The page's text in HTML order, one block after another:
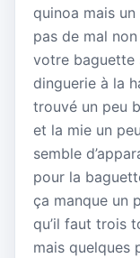
quinoa mais
pas de mal
votre baguette
dinguerie à la
trouvé un peu
et la mie un
semble
pour la
ça manque un
qu’il faut trois
mais quelques